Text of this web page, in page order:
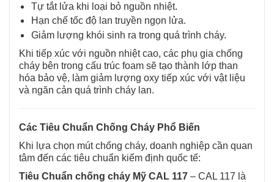
Tự tắt lửa khi loại bỏ nguồn nhiệt.
Hạn chế tốc độ lan truyền ngọn lửa.
Giảm lượng khói sinh ra trong quá trình cháy.
Khi tiếp xúc với nguồn nhiệt cao, các phụ gia chống
cháy bên trong cấu trúc foam sẽ tạo thành lớp than
hóa bảo vệ, làm giảm lượng oxy tiếp xúc với vật liệu
và ngăn cản quá trình cháy lan.
Các Tiêu Chuẩn Chống Cháy Phổ Biến
Khi lựa chọn mút chống cháy, doanh nghiệp cần quan
tâm đến các tiêu chuẩn kiểm định quốc tế:
Tiêu Chuẩn chống cháy Mỹ CAL 117 – CAL 117 là